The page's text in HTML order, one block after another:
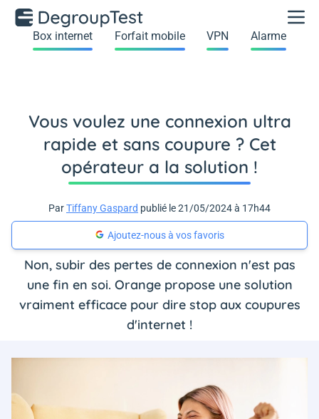
Box internet Forfait mobile VPN Alarme
Vous voulez une connexion ultra
rapide et sans coupure ? Cet
opérateur a la solution !
ParTiffany Gaspard publié le 21/05/2024 à 17h44
Ajoutez-nous à vos favoris
Non, subir des pertes de connexion n'est pas
une fin en soi. Orange propose une solution
vraiment efficace pour dire stop aux coupures
d'internet !